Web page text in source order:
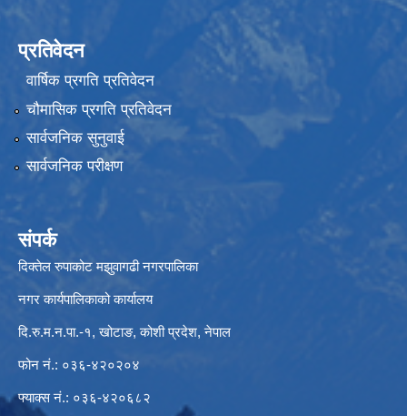
प्रतिवेदन
वार्षिक प्रगति प्रतिवेदन
चौमासिक प्रगति प्रतिवेदन
सार्वजनिक सुनुवाई
सार्वजनिक परीक्षण
संपर्क
दिक्तेल रुपाकोट मझुवागढी नगरपालिका
नगर कार्यपालिकाको कार्यालय
दि.रु.म.न.पा.-१, खोटाङ, कोशी प्रदेश, नेपाल
फोन नं.: ०३६-४२०२०४
फ्याक्स नं.: ०३६-४२०६८२